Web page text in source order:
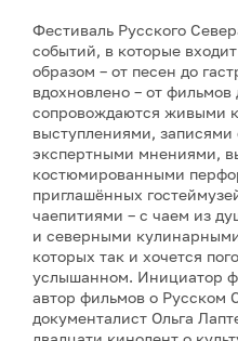
Фестиваль Русского
событий, в которые
образом – от песен до
вдохновлено – от
сопровождаются живыми
выступлениями, записями
экспертными мнениями,
костюмированными
приглашённых
чаепитиями – с чаем из
и северными
которых так и хочется
услышанном. Инициатор
автор фильмов о Русском
документалист Ольга